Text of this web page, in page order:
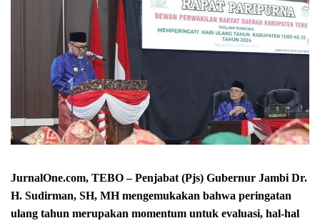
JurnalOne.com, TEBO – Penjabat (Pjs) Gubernur Jambi Dr.
H. Sudirman, SH, MH mengemukakan bahwa peringatan
ulang tahun merupakan momentum untuk evaluasi, hal-hal